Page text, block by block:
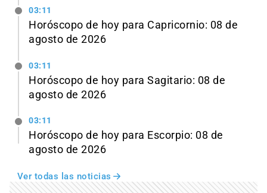
03:11
Horóscopo de hoy para Capricornio: 08 de
agosto de 2026
03:11
Horóscopo de hoy para Sagitario: 08 de
agosto de 2026
03:11
Horóscopo de hoy para Escorpio: 08 de
agosto de 2026
Ver todas las noticias